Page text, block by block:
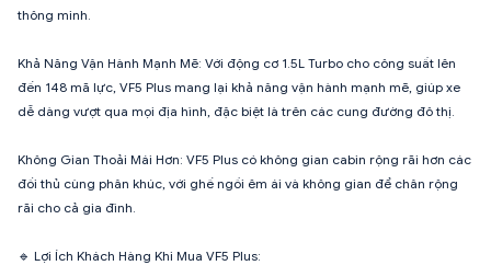
thông minh.
Khả Năng Vận Hành Mạnh Mẽ: Với động cơ 1.5L Turbo cho công suất lên
đến 148 mã lực, VF5 Plus mang lại khả năng vận hành mạnh mẽ, giúp xe
dễ dàng vượt qua mọi địa hình, đặc biệt là trên các cung đường đô thị.
Không Gian Thoải Mái Hơn: VF5 Plus có không gian cabin rộng rãi hơn các
đối thủ cùng phân khúc, với ghế ngồi êm ái và không gian để chân rộng
rãi cho cả gia đình.
🔹 Lợi Ích Khách Hàng Khi Mua VF5 Plus: